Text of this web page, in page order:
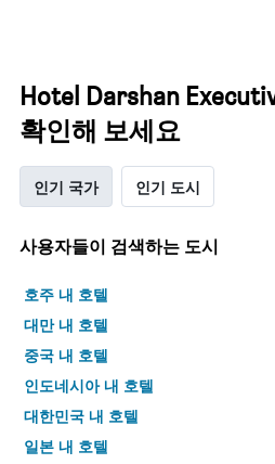
Hotel Darshan
확인해 보세요
인기 국가 인기 도시
사용자들이 검색하는 도시
호주 내 호텔
대만 내 호텔
중국 내 호텔
인도네시아 내 호텔
대한민국 내 호텔
일본 내 호텔